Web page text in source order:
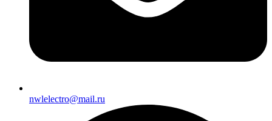
nwlelectro@mail.ru